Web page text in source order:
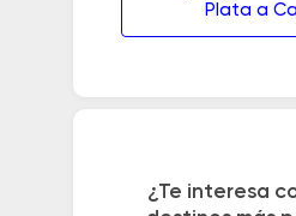
Plata a
¿Te interesa